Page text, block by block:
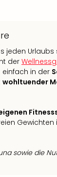
jeden
der
einfach in der
wohltuender
sowie die